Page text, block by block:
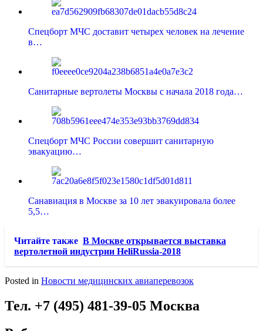
Спецборт МЧС доставит четырех человек на лечение
в…
Санитарные вертолеты Москвы с начала 2018 года…
Спецборт МЧС России совершит санитарную
эвакуацию…
Санавиация в Москве за 10 лет эвакуировала более
5,5…
Читайте также В Москве открывается выставка
вертолетной индустрии HeliRussia-2018
Posted in Новости медицинских авиаперевозок
Тел. +7 (495) 481-39-05 Москва